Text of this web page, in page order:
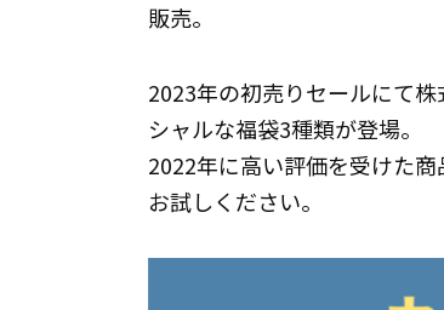
販売。
2023年の初売りセールにて
シャルな福袋3種類が登場。
2022年に高い評価を受けた
お試しください。